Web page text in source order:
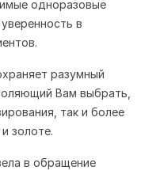
одноразовые
в
разумный
Вам выбрать,
так и более
золоте.
в обращение